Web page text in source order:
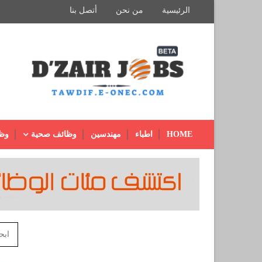
الرئيسية من نحن أتصل بنا
HOME اطباء مهندسين وظائف صحية